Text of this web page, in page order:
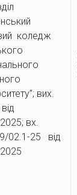
коледж
вих.
вх.
02.1-25 від